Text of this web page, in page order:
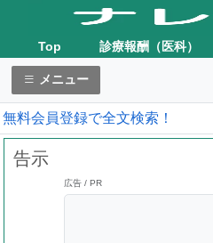
Top 診療報酬（医科）
メニュー
無料会員登録で全文検索！
告示
広告 / PR